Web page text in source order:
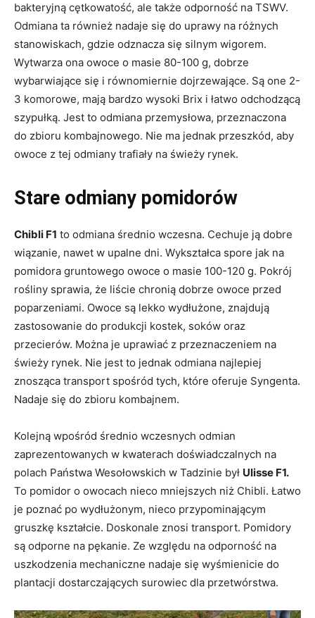
bakteryjną cętkowatość, ale także odporność na TSWV.
Odmiana ta również nadaje się do uprawy na różnych
stanowiskach, gdzie odznacza się silnym wigorem.
Wytwarza ona owoce o masie 80-100 g, dobrze
wybarwiające się i równomiernie dojrzewające. Są one 2-
3 komorowe, mają bardzo wysoki Brix i łatwo odchodzącą
szypułką. Jest to odmiana przemysłowa, przeznaczona
do zbioru kombajnowego. Nie ma jednak przeszkód, aby
owoce z tej odmiany trafiały na świeży rynek.
Stare odmiany pomidorów
Chibli F1 to odmiana średnio wczesna. Cechuje ją dobre
wiązanie, nawet w upalne dni. Wykształca spore jak na
pomidora gruntowego owoce o masie 100-120 g. Pokrój
rośliny sprawia, że liście chronią dobrze owoce przed
poparzeniami. Owoce są lekko wydłużone, znajdują
zastosowanie do produkcji kostek, soków oraz
przecierów. Można je uprawiać z przeznaczeniem na
świeży rynek. Nie jest to jednak odmiana najlepiej
znosząca transport spośród tych, które oferuje Syngenta.
Nadaje się do zbioru kombajnem.
Kolejną wpośród średnio wczesnych odmian
zaprezentowanych w kwaterach doświadczalnych na
polach Państwa Wesołowskich w Tadzinie był Ulisse F1.
To pomidor o owocach nieco mniejszych niż Chibli. Łatwo
je poznać po wydłużonym, nieco przypominającym
gruszkę kształcie. Doskonale znosi transport. Pomidory
są odporne na pękanie. Ze względu na odporność na
uszkodzenia mechaniczne nadaje się wyśmienicie do
plantacji dostarczających surowiec dla przetwórstwa.